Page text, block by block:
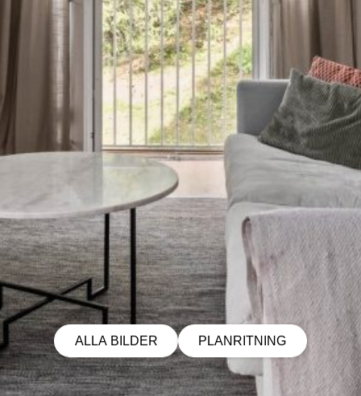
ALLA BILDER PLANRITNING